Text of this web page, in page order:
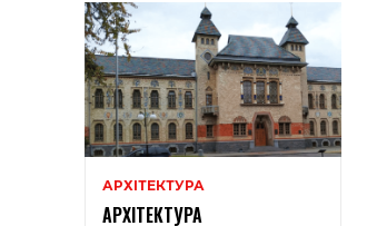
АРХІТЕКТУРА
АРХІТЕКТУРА